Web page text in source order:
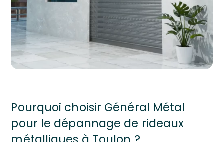
Pourquoi choisir Général Métal
pour le dépannage de rideaux